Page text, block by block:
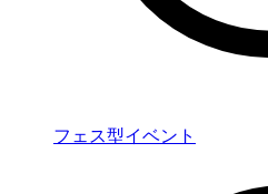
フェス型イベント